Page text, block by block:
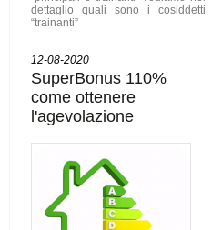
dettaglio quali sono i cosiddetti
“trainanti”
12-08-2020
SuperBonus 110%
come ottenere
l'agevolazione